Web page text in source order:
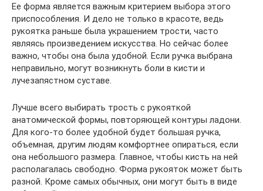
Ее форма является важным критерием выбора этого
приспособления. И дело не только в красоте, ведь
рукоятка раньше была украшением трости, часто
являясь произведением искусства. Но сейчас более
важно, чтобы она была удобной. Если ручка выбрана
неправильно, могут возникнуть боли в кисти и
лучезапястном суставе.
Лучше всего выбирать трость с рукояткой
анатомической формы, повторяющей контуры ладони.
Для кого-то более удобной будет большая ручка,
объемная, другим людям комфортнее опираться, если
она небольшого размера. Главное, чтобы кисть на ней
располагалась свободно. Форма рукояток может быть
разной. Кроме самых обычных, они могут быть в виде